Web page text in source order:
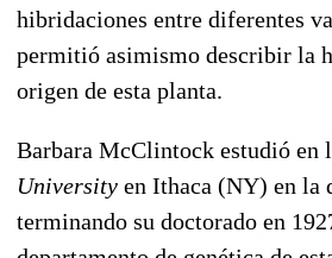
hibridaciones entre diferentes
permitió asimismo describir la
origen de esta planta.
Barbara McClintock estudió en
University en Ithaca (NY) en la
terminando su doctorado en